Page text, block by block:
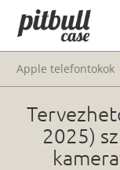
Apple telefontokok
2025)